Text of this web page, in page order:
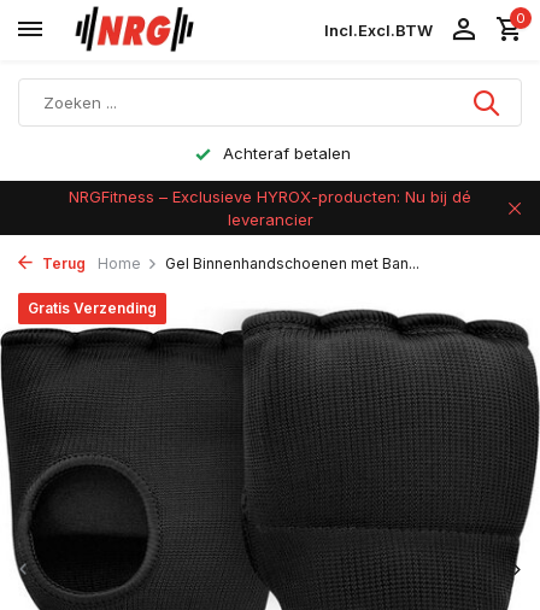
Incl.Excl.BTW
0
Achteraf betalen
NRGFitness – Exclusieve HYROX-producten: Nu bij dé
leverancier
Terug Home Gel Binnenhandschoenen met Ban...
Gratis Verzending